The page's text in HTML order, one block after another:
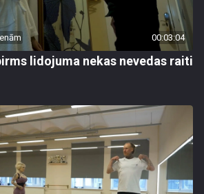
00:03:04
lidojuma nekas nevedas raiti